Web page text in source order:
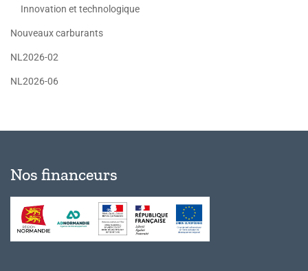
Innovation et technologique
Nouveaux carburants
NL2026-02
NL2026-06
Nos financeurs